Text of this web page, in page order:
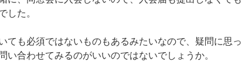
した。
ても必須ではないものもあるみたいなので、疑問に思っ
い合わせてみるのがいいのではないでしょうか。